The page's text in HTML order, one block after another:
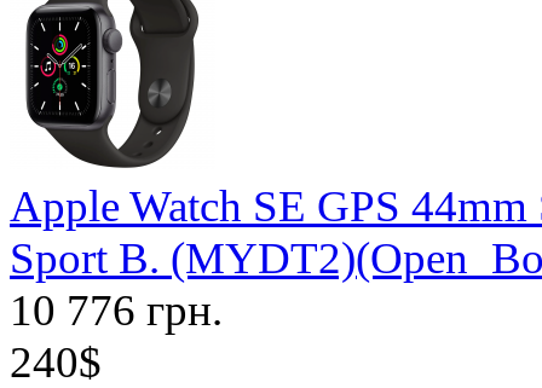
Apple Watch SE GPS
Sport B.
10 776 грн.
240$